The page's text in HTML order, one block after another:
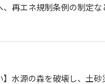
、再エネ規制条例の制定
】水源の森を破壊し、土